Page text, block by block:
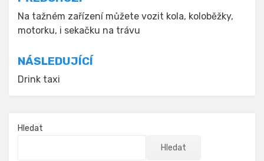
pro
příspěvek
Na tažném zařízení můžete vozit kola, koloběžky,
motorku, i sekačku na trávu
NÁSLEDUJÍCÍ
Drink taxi
Hledat
Hledat